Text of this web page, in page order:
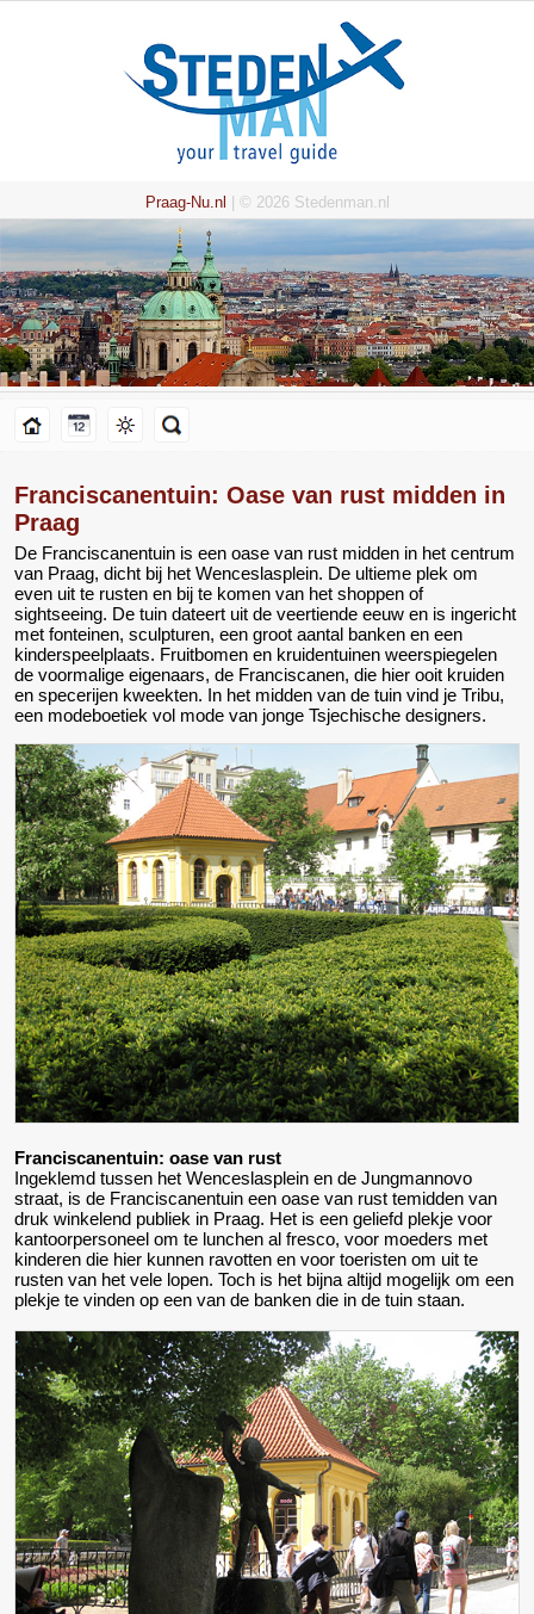
Praag-Nu.nl | © 2026 Stedenman.nl
Franciscanentuin: Oase van rust midden in
Praag
De Franciscanentuin is een oase van rust midden in het centrum
van Praag, dicht bij het Wenceslasplein. De ultieme plek om
even uit te rusten en bij te komen van het shoppen of
sightseeing. De tuin dateert uit de veertiende eeuw en is ingericht
met fonteinen, sculpturen, een groot aantal banken en een
kinderspeelplaats. Fruitbomen en kruidentuinen weerspiegelen
de voormalige eigenaars, de Franciscanen, die hier ooit kruiden
en specerijen kweekten. In het midden van de tuin vind je Tribu,
een modeboetiek vol mode van jonge Tsjechische designers.
Franciscanentuin: oase van rust
Ingeklemd tussen het Wenceslasplein en de Jungmannovo
straat, is de Franciscanentuin een oase van rust temidden van
druk winkelend publiek in Praag. Het is een geliefd plekje voor
kantoorpersoneel om te lunchen al fresco, voor moeders met
kinderen die hier kunnen ravotten en voor toeristen om uit te
rusten van het vele lopen. Toch is het bijna altijd mogelijk om een
plekje te vinden op een van de banken die in de tuin staan.